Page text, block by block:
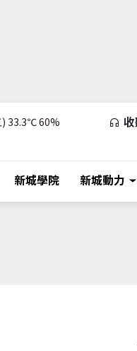
33.3℃60%
新城學院 新城動力